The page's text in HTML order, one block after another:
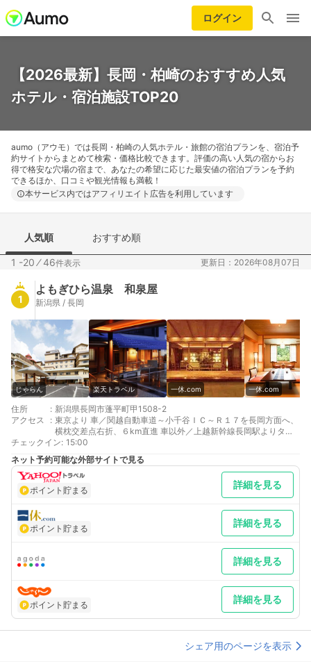
ログイン
【2026最新】長岡・柏崎のおすすめ人気
ホテル・宿泊施設TOP20
aumo（アウモ）では長岡・柏崎の人気ホテル・旅館の宿泊プランを、宿泊予
約サイトからまとめて検索・価格比較できます。評価の高い人気の宿からお
得で格安な穴場の宿まで、あなたの希望に応じた最安値の宿泊プランを予約
できるほか、口コミや観光情報も満載！
本サービス内ではアフィリエイト広告を利用しています
人気順 おすすめ順
1 -20 ⁄46件表示 更新日：2026年08月07日
1
よもぎひら温泉 和泉屋
新潟県 / 長岡
じゃらん 楽天トラベル 一休.com 一休.com
住所 : 新潟県長岡市蓬平町甲1508-2
アクセス
: 東京より 車／関越自動車道～小千谷ＩＣ～Ｒ１７を長岡方面へ、
横枕交差点右折、６km直進 車以外／上越新幹線長岡駅よりタク
シー20分
東北方面より 車／北陸自動車道～中之島見附ＩＣ～Ｒ１７を長岡
方面へ、横枕交差点左折、６km直進 車以外／上越新幹線長岡駅
よりタクシー20分
最寄り駅１ 長岡
補足 車以外／長岡駅より送迎あり（要予約）
チェックイン: 15:00
ネット予約可能な外部サイトで見る
ポイント貯まる 詳細を見る
ポイント貯まる 詳細を見る
詳細を見る
ポイント貯まる 詳細を見る
シェア用のページを表示